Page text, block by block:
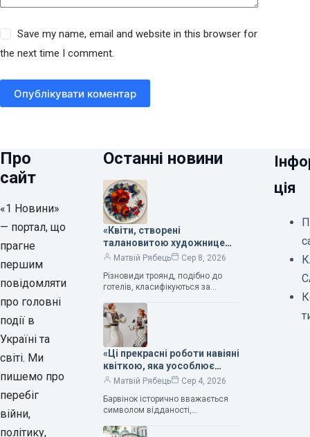
Save my name, email and website in this browser for
the next time I comment.
Опублікувати коментар
Про
сайт
«1 Новини»
— портал, що
прагне
першим
повідомляти
про головні
події в
Україні та
світі. Ми
пишемо про
перебіг
війни,
політику,
Останні новини
«Квіти, створені
талановитою художницею
Валентиною Трегубовою,
— колекціонерка Людмила
Карпінська-Романюк
Матвій Рябець
Сер 8, 2026
Різновиди троянд, подібно до
готелів, класифікуються за
класифікації квітів їх лише чотири.
Критерії оцінки включають
розмір…
«Ці прекрасні роботи навіяні
квіткою, яка уособлює
нескінченне кохання», —
Людмила Карпінська-
Романюк
Матвій Рябець
Сер 4, 2026
Барвінок історично вважається
символом відданості,
та тривалого подружнього союзу.
ція